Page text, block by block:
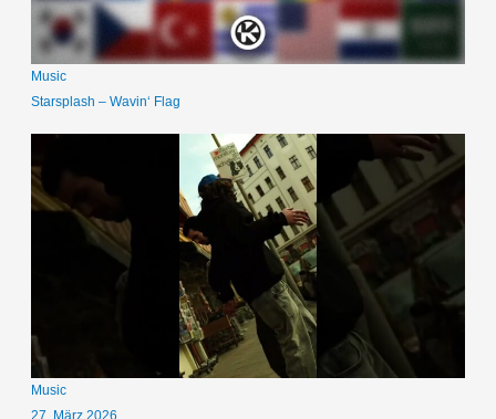
Music
Starsplash – Wavin‘ Flag
Music
27. März 2026